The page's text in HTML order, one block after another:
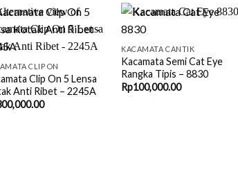
+
CLIP ON
Clip On 5 Lensa
Anti Ribet – 2245A
+
KACAMATA CANTIK
Kacamata Semi Cat Eye
Rangka Tipis – 8830
Rp100,000.00